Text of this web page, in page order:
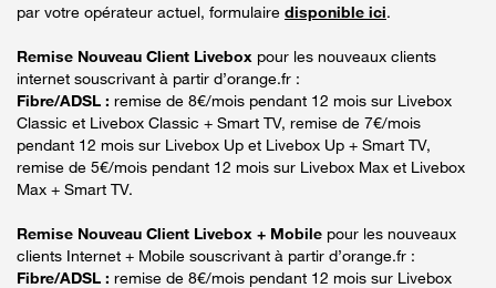
par votre opérateur actuel, formulaire disponible ici.
Remise Nouveau Client Livebox pour les nouveaux clients
internet souscrivant à partir d’orange.fr :
Fibre/ADSL : remise de 8€/mois pendant 12 mois sur Livebox
Classic et Livebox Classic + Smart TV, remise de 7€/mois
pendant 12 mois sur Livebox Up et Livebox Up + Smart TV,
remise de 5€/mois pendant 12 mois sur Livebox Max et Livebox
Max + Smart TV.
Remise Nouveau Client Livebox + Mobile pour les nouveaux
clients Internet + Mobile souscrivant à partir d’orange.fr :
Fibre/ADSL : remise de 8€/mois pendant 12 mois sur Livebox